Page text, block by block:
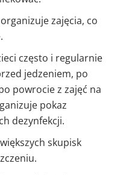
zajęcia, co
często i regularnie
jedzeniem, po
powrocie z zajęć na
pokaz
dezynfekcji.
skupisk